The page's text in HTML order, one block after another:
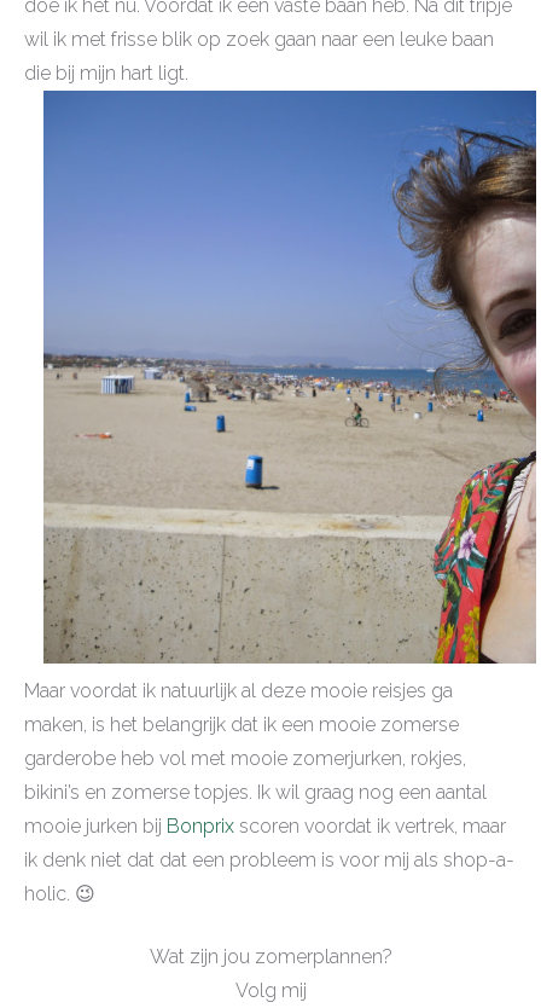
doe ik het nu. Voordat ik een vaste baan heb. Na dit tripje
wil ik met frisse blik op zoek gaan naar een leuke baan
die bij mijn hart ligt.
Maar voordat ik natuurlijk al deze mooie reisjes ga
maken, is het belangrijk dat ik een mooie zomerse
garderobe heb vol met mooie zomerjurken, rokjes,
bikini’s en zomerse topjes. Ik wil graag nog een aantal
mooie jurken bij Bonprix scoren voordat ik vertrek, maar
ik denk niet dat dat een probleem is voor mij als shop-a-
holic. 😉
Wat zijn jou zomerplannen?
Volg mij